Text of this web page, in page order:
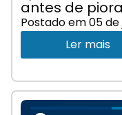
antes de
Postado em05 de
Ler mais